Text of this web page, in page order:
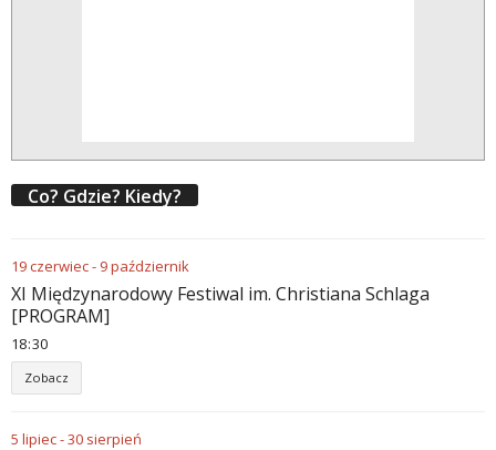
Co? Gdzie? Kiedy?
19czerwiec- 9październik
XI Międzynarodowy Festiwal im. Christiana Schlaga
[PROGRAM]
18 30
Zobacz
5 lipiec-30 sierpień